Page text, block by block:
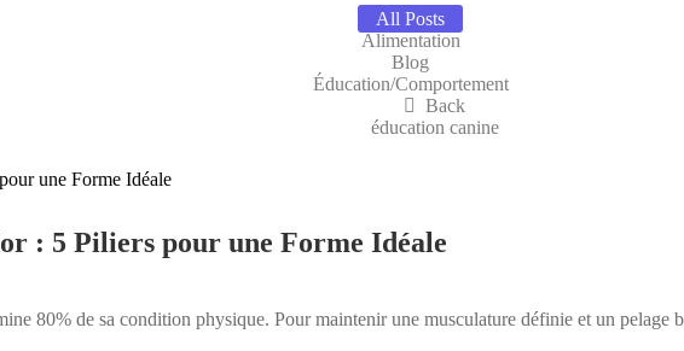
All Posts
Alimentation
Blog
Éducation/Comportement
Back
éducation canine
: 5 Piliers pour une Forme Idéale
80% de sa condition physique. Pour maintenir une musculature définie et un pelage